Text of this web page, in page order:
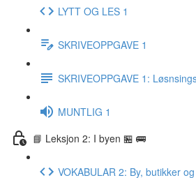
LYTT OG LES 1
SKRIVEOPPGAVE 1
SKRIVEOPPGAVE 1:
MUNTLIG 1
📘 Leksjon 2: I byen 🏪 🚌
VOKABULAR 2: By, butikker